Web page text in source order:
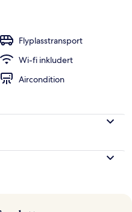
Flyplasstransport
Wi-fi inkludert
Aircondition